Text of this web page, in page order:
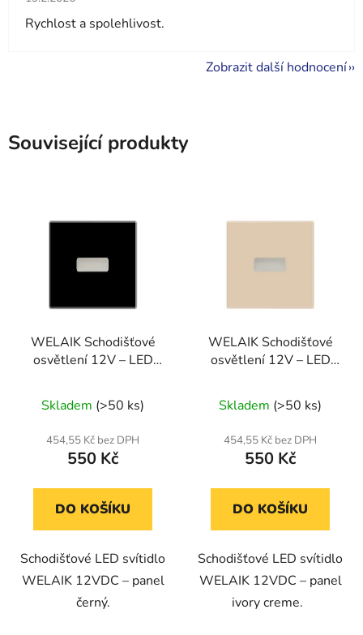
Rychlost a spolehlivost.
Zobrazit další hodnocení
Související produkty
WELAIK Schodišťové
osvětlení 12V – LED
Skladem (>50 ks)
454,55 Kč bez DPH
550 Kč
DO KOŠÍKU
Schodišťové LED svítidlo
WELAIK 12VDC – panel
černý.
WELAIK Schodišťové
osvětlení 12V – LED
hodnocení
produktu
je
z
Skladem (>50 ks)
454,55 Kč bez DPH
550 Kč
DO KOŠÍKU
Schodišťové LED svítidlo
WELAIK 12VDC – panel
ivory creme.